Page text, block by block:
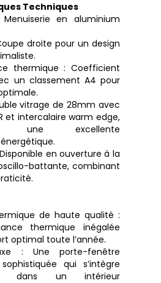
Techniques
en aluminium
droite pour un design
thermique : Coefficient
un classement A4 pour
vitrage de 28mm avec
et intercalaire warm edge,
une excellente
en ouverture à la
battante, combinant
de haute qualité :
thermique inégalée
optimal toute l’année.
: Une porte-fenêtre
qui s’intègre
dans un intérieur